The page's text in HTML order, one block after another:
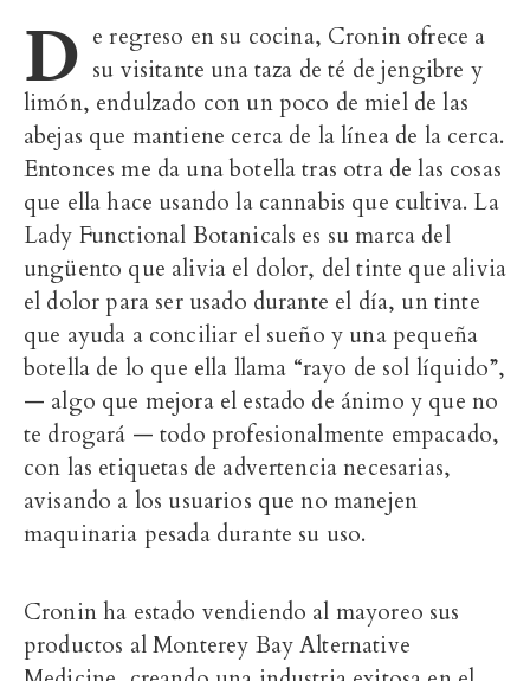
D e regreso en su cocina, Cronin ofrece a
su visitante una taza de té de jengibre y
limón, endulzado con un poco de miel de las
abejas que mantiene cerca de la línea de la cerca.
Entonces me da una botella tras otra de las cosas
que ella hace usando la cannabis que cultiva. La
Lady Functional Botanicals es sumarca del
ungüento que alivia el dolor, del tinte que alivia
el dolor para ser usado durante el día, un tinte
que ayuda a conciliar el sueño y una pequeña
botella de lo que ella llama “rayo de sol líquido”,
— algo que mejora el estado de ánimo y que no
te drogará — todo profesionalmente empacado,
con las etiquetas de advertencia necesarias,
avisando a los usuarios que no manejen
maquinaria pesada durante su uso.
Cronin ha estado vendiendo al mayoreo sus
productos alMonterey Bay Alternative